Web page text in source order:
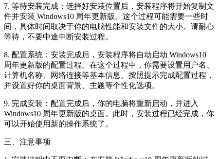
7. 等待安装完成：选择好安装位置后，安装程序将开始复制文
件并安装 Windows10 周年更新版。这个过程可能需要一些时
间，具体时间取决于你的电脑性能和安装文件的大小。请耐心
等待，不要中途中断安装过程。
8. 配置系统：安装完成后，安装程序将自动启动 Windows10
周年更新版的配置过程。在这个过程中，你需要设置用户名、
计算机名称、网络连接等基本信息。按照提示完成配置过程，
并设置好你的桌面背景、主题等个性化选项。
9. 完成安装：配置完成后，你的电脑将重新启动，并进入
Windows10 周年更新版的桌面。此时，安装过程已经完成，你
可以开始使用新的操作系统了。
三、注意事项